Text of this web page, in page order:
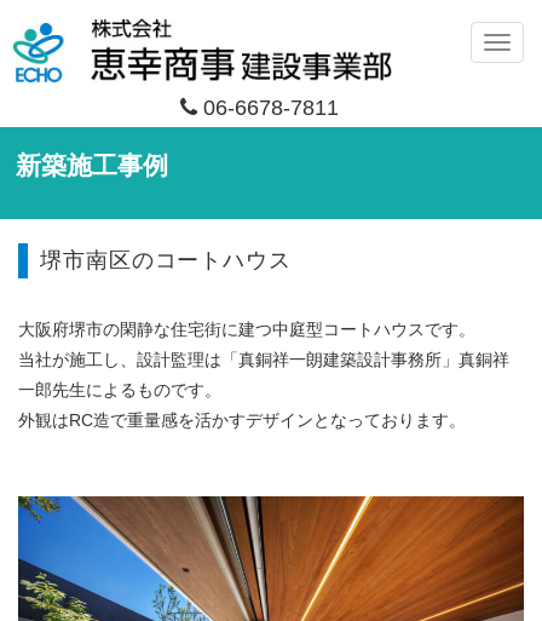
06-6678-7811
メ
新築施工事例
堺市南区のコートハウス
大阪府堺市の閑静な住宅街に建つ中庭型コートハウスです。
当社が施工し、設計監理は「真銅祥一朗建築設計事務所」真銅祥
一郎先生によるものです。
外観はRC造で重量感を活かすデザインとなっております。